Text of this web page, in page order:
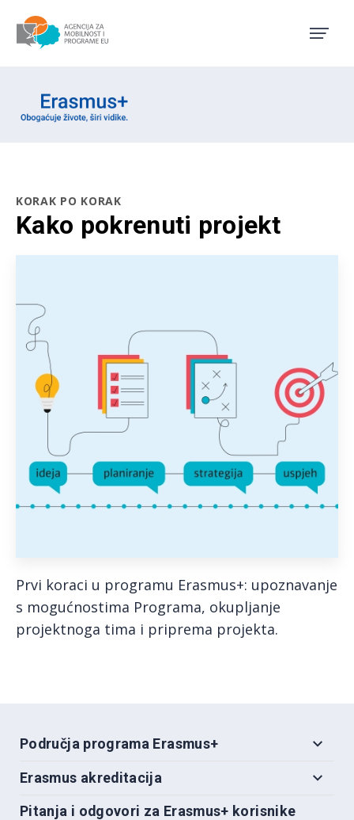
KORAK PO KORAK
Kako pokrenuti projekt
Prvi koraci u programu Erasmus+: upoznavanje
s mogućnostima Programa, okupljanje
projektnoga tima i priprema projekta.
Područja programa Erasmus+
Erasmus akreditacija
Pitanja i odgovori za Erasmus+ korisnike